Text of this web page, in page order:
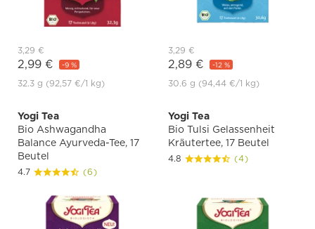
3,29 €
2,99 € -9 %
32.3 g (92,57 €/1 kg)
3,29 €
2,89 € -12 %
30.6 g (94,44 €/1 kg)
Yogi Tea
Bio Ashwagandha
Balance Ayurveda-Tee, 17
Beutel
4.7 (6)
Yogi Tea
Bio Tulsi Gelassenheit
Kräutertee, 17 Beutel
4.8 (4)